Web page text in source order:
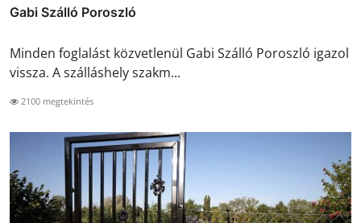
Gabi Szálló Poroszló
Minden foglalást közvetlenül Gabi Szálló Poroszló igazol
vissza. A szálláshely szakm...
2100 megtekintés